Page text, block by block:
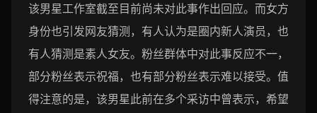
该男星工作室截至目前尚未对此事作出回应。而女方
身份也引发网友猜测，有人认为是圈内新人演员，也
有人猜测是素人女友。粉丝群体中对此事反应不一，
部分粉丝表示祝福，也有部分粉丝表示难以接受。值
得注意的是，该男星此前在多个采访中曾表示，希望